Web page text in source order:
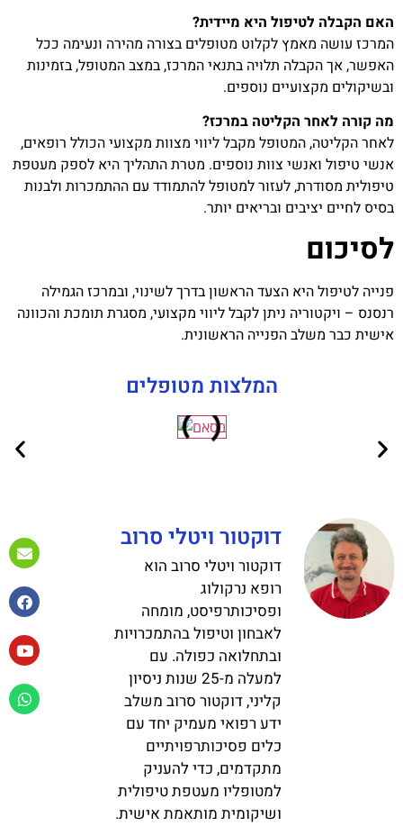
האם הקבלה לטיפול היא מיידית?
המרכז עושה מאמץ לקלוט מטופלים בצורה מהירה ונעימה ככל
האפשר, אך הקבלה תלויה בתנאי המרכז, במצב המטופל, בזמינות
ובשיקולים מקצועיים נוספים.
מה קורה לאחר הקליטה במרכז?
לאחר הקליטה, המטופל מקבל ליווי מצוות מקצועי הכולל רופאים,
אנשי טיפול ואנשי צוות נוספים. מטרת התהליך היא לספק מעטפת
טיפולית מסודרת, לעזור למטופל להתמודד עם ההתמכרות ולבנות
בסיס לחיים יציבים ובריאים יותר.
לסיכום
פנייה לטיפול היא הצעד הראשון בדרך לשינוי, ובמרכז הגמילה
רנסנס – ויקטוריה ניתן לקבל ליווי מקצועי, מסגרת תומכת והכוונה
אישית כבר משלב הפנייה הראשונית.
המלצות מטופלים
דוקטור ויטלי סרוב
דוקטור ויטלי סרוב הוא
רופא נרקולוג
ופסיכותרפיסט, מומחה
לאבחון וטיפול בהתמכרויות
ובתחלואה כפולה. עם
למעלה מ-25 שנות ניסיון
קליני, דוקטור סרוב משלב
ידע רפואי מעמיק יחד עם
כלים פסיכותרפויתיים
מתקדמים, כדי להעניק
למטופליו מעטפת טיפולית
ושיקומית מותאמת אישית.